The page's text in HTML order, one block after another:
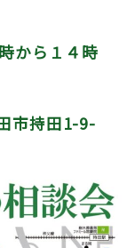
から１４時
市持田1-9-